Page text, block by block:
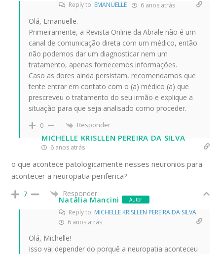
Reply to EMANUELLE 6 anos atrás
Olá, Emanuelle.
Primeiramente, a Revista Online da Abrale não é um
canal de comunicação direta com um médico, então
não podemos dar um diagnosticar nem um
tratamento, apenas fornecemos informações.
Caso as dores ainda persistam, recomendamos que
tente entrar em contato com o (a) médico (a) que
prescreveu o tratamento do seu irmão e explique a
situação para que seja analisado como proceder.
0 Responder
MICHELLE KRISLLEN PEREIRA DA SILVA
6 anos atrás
o que acontece patologicamente nesses neuronios para
acontecer a neuropatia periferica?
7 Responder
Natália Mancini Autor
Reply toMICHELLE KRISLLEN PEREIRA DA SILVA
6 anos atrás
Olá, Michelle!
Isso vai depender do porquê a neuropatia aconteceu